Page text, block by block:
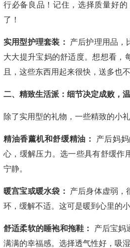
行必备良品！记住，选择质量好
了！
实用型护理套装： 产后护理用品，
大大提升宝妈的舒适度。想想看，
且，这些东西用起来很快，送多也不
二、精致生活派：细节决定成败，
除了实用型的礼物，一些精致的小
精油香薰机和舒缓精油： 产后妈
心，缓解压力。选一些具有舒缓作
宁静。
暖宫宝或暖水袋： 产后身体虚弱，
环，缓解不适。这可是暖到心里的
舒适柔软的睡袍和拖鞋： 产后宝妈
满满的幸福感。选择透气性好，吸